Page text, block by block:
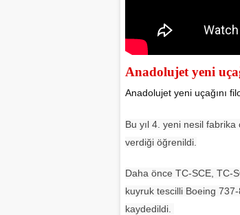
Anadolujet yeni
Anadolujet yeni uçağını
Bu yıl 4. yeni nesil fabrika
verdiği öğrenildi.
Daha önce TC-SCE, TC-
kuyruk tescilli Boeing
kaydedildi.